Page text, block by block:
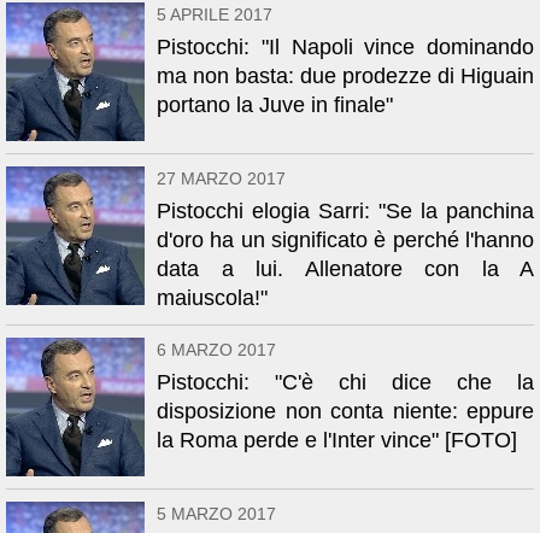
5 APRILE 2017
Pistocchi: "Il Napoli vince dominando
ma non basta: due prodezze di Higuain
portano la Juve in finale"
27 MARZO 2017
Pistocchi elogia Sarri: "Se la panchina
d'oro ha un significato è perché l'hanno
data a lui. Allenatore con la A
maiuscola!"
6 MARZO 2017
Pistocchi: "C'è chi dice che la
disposizione non conta niente: eppure
la Roma perde e l'Inter vince" [FOTO]
5 MARZO 2017